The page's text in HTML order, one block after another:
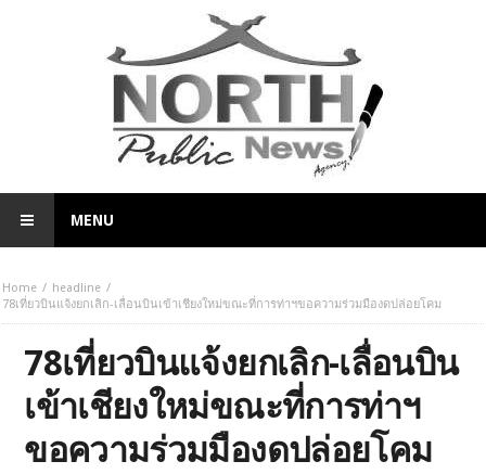
MENU
Home
headline
78เที่ยวบินแจ้งยกเลิก-เลื่อนบินเข้าเชียงใหม่ขณะที่การท่าฯขอความร่วมมืองดปล่อยโคม
78เที่ยวบินแจ้งยกเลิก-เลื่อนบิน
เข้าเชียงใหม่ขณะที่การท่าฯ
ขอความร่วมมืองดปล่อยโคม